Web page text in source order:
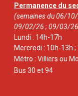
Permanence du
(semaines du 06/
09/02/26 ; 09/03/
Lundi : 14h-17h
Mercredi : 10h-13h
Métro : Villiers ou
Bus 30 et 94